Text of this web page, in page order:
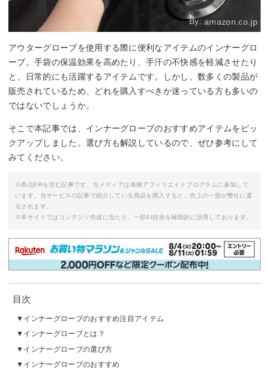
By:amazon.co.jp
アウターグローブを使用する際に便利なアイテムのインナーグロ
ーブ。手袋の保温効果を高めたり、手汗の不快感を軽減させたり
と、日常的にも活躍するアイテムです。しかし、数多くの製品が
販売されているため、どれを購入すべきか迷っている方も多いの
ではないでしょうか。
そこで本記事では、インナーグローブのおすすめアイテムをピッ
クアップしました。選び方も解説しているので、ぜひ参考にして
みてください。
※商品PRを含む記事です。当メディアは各種アフィリエイトプログラムに参加して
います。当サービスの記事で紹介している商品を購入すると、売上の一部が弊社に還
元されます。
※本サイトではコンテンツ作成に当たり、一部AI技術を補助的に活用しております。
目次
インナーグローブのおすすめ注目アイテム
インナーグローブとは？
インナーグローブの選び方
インナーグローブのおすすめ